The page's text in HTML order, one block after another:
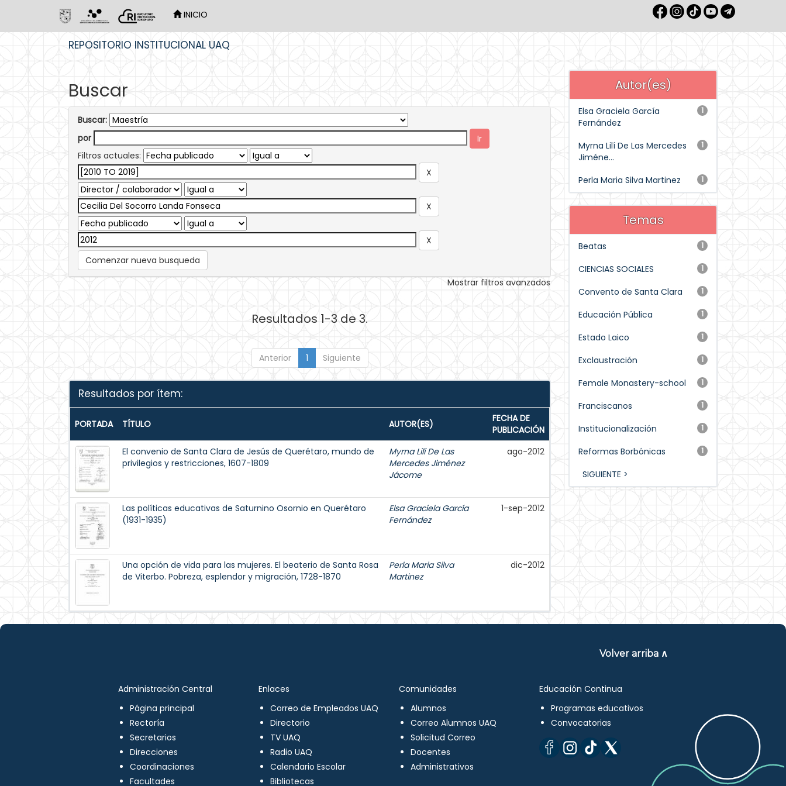
INICIO
REPOSITORIO INSTITUCIONAL UAQ
Buscar
Buscar:
por
Filtros actuales:
Comenzar nueva busqueda
Mostrar filtros avanzados
Resultados 1-3 de 3.
Anterior 1 Siguiente
Resultados por ítem:
PORTADA TÍTULO AUTOR(ES)
FECHA DE
PUBLICACIÓN
El convenio de Santa Clara de Jesús de Querétaro, mundo de
privilegios y restricciones, 1607-1809
Myrna Lilí De Las
Mercedes Jiménez
Jácome
ago-2012
Las políticas educativas de Saturnino Osornio en Querétaro
(1931-1935)
Elsa Graciela García
Fernández
1-sep-2012
Una opción de vida para las mujeres. El beaterio de Santa Rosa
de Viterbo. Pobreza, esplendor y migración, 1728-1870
Perla Maria Silva
Martinez
dic-2012
Autor(es)
1
Elsa Graciela García
Fernández
1
Myrna Lilí De Las Mercedes
Jiméne...
1
Perla Maria Silva Martinez
Temas
1
Beatas
1
CIENCIAS SOCIALES
1
Convento de Santa Clara
1
Educación Pública
1
Estado Laico
1
Exclaustración
1
Female Monastery-school
1
Franciscanos
1
Institucionalización
1
Reformas Borbónicas
SIGUIENTE >
Volver arriba ∧
Administración Central
Página principal
Rectoría
Secretarios
Direcciones
Coordinaciones
Facultades
Enlaces
Correo de Empleados UAQ
Directorio
TV UAQ
Radio UAQ
Calendario Escolar
Bibliotecas
Comunidades
Alumnos
Correo Alumnos UAQ
Solicitud Correo
Docentes
Administrativos
Educación Continua
Programas educativos
Convocatorias